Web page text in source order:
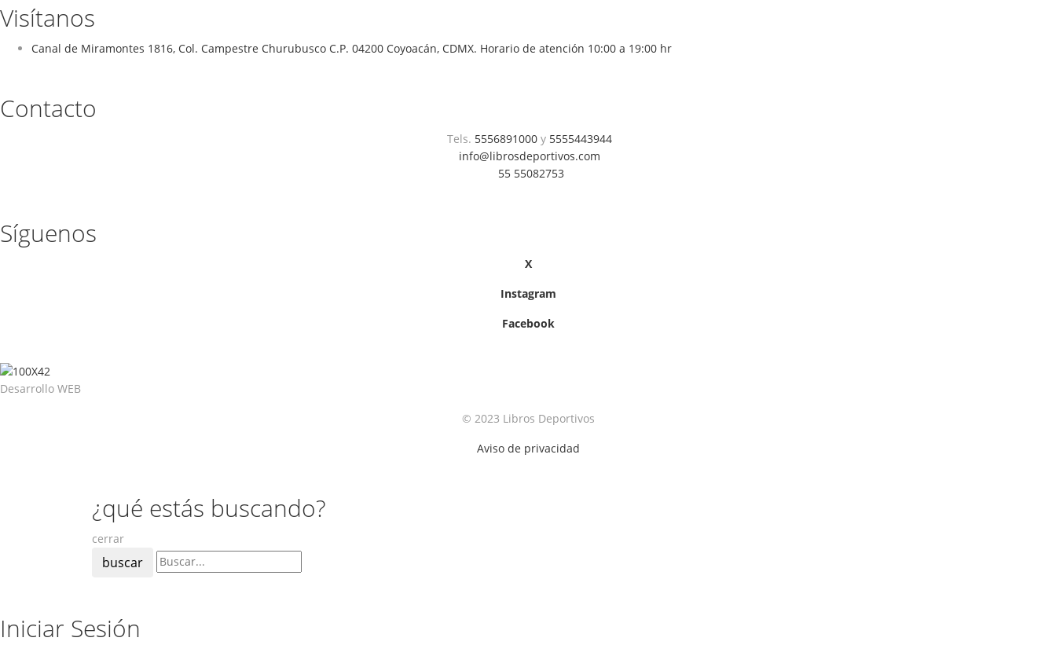
Visítanos
Canal de Miramontes 1816, Col. Campestre Churubusco C.P. 04200 Coyoacán, CDMX. Horario de atención 10:00 a 19:00 hr
Contacto
Tels. 5556891000 y 5555443944
info@librosdeportivos.com
55 55082753
Síguenos
X
Instagram
Facebook
Desarrollo WEB
© 2023 Libros Deportivos
Aviso de privacidad
¿qué estás buscando?
cerrar
buscar
Iniciar Sesión